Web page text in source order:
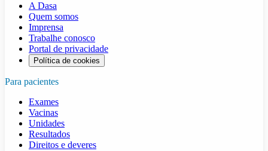
A Dasa
Quem somos
Imprensa
Trabalhe conosco
Portal de privacidade
Política de cookies
Para pacientes
Exames
Vacinas
Unidades
Resultados
Direitos e deveres